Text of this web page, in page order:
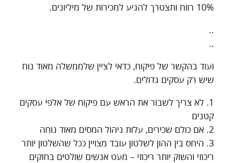
10% רווח ותצטרך להגיע למכירות של מיליונים.
..
..
ועוד בהקשר של פיקוח, כדאי לציין שלממשלה מאוד נוח
שיש רק עסקים גדולים.
1. לא צריך לשבור את הראש עם פיקוח של אלפי עסקים
קטנים
2. אם כולם שכירים, עלות ניהול המסים מאוד נוחה
3. היחס בין ההון לשלטון עובד מצויין ככל שהשלטון יותר
ריכוזי והשוק יותר ריכוזי – מעט אנשים שולטים בחוקים